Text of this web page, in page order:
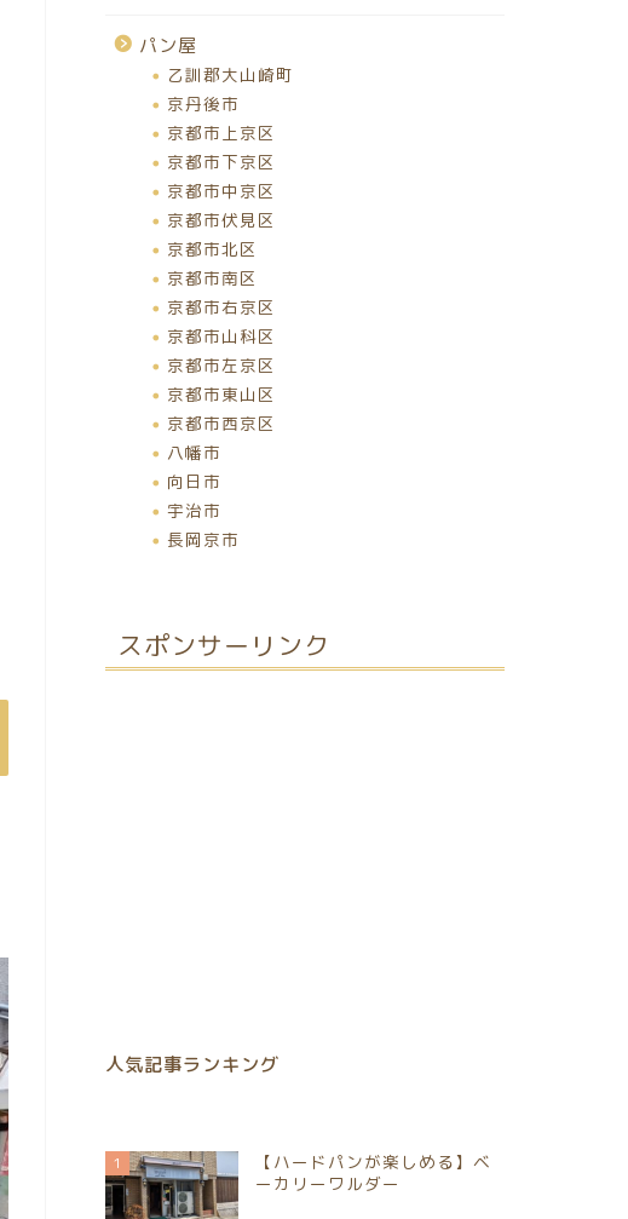
パン屋
乙訓郡大山崎町
京丹後市
京都市上京区
京都市下京区
京都市中京区
京都市伏見区
京都市北区
京都市南区
京都市右京区
京都市山科区
京都市左京区
京都市東山区
京都市西京区
八幡市
向日市
宇治市
長岡京市
スポンサーリンク
人気記事ランキング
1
【ハードパンが楽しめる】ベ
ーカリーワルダー